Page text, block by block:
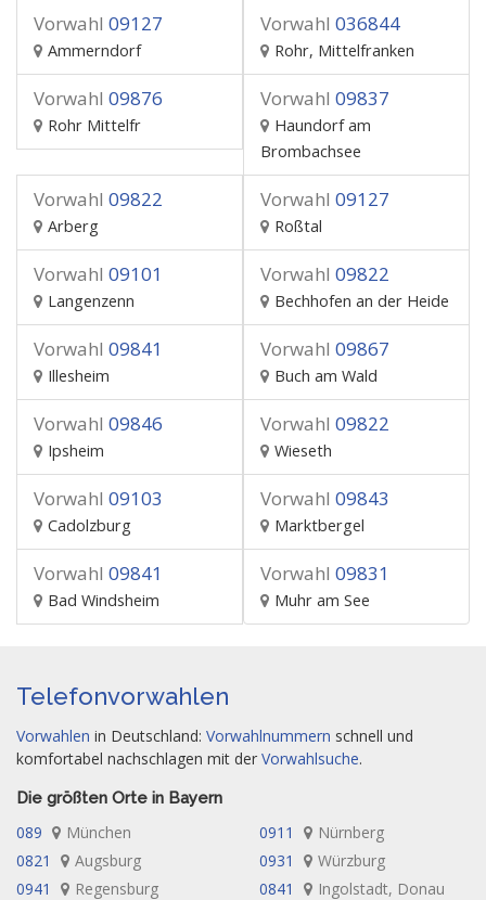
Vorwahl 09127
Ammerndorf
Vorwahl 036844
Rohr, Mittelfranken
Vorwahl 09876
Rohr Mittelfr
Vorwahl 09837
Haundorf am
Brombachsee
Vorwahl 09822
Arberg
Vorwahl 09127
Roßtal
Vorwahl 09101
Langenzenn
Vorwahl 09822
Bechhofen an der Heide
Vorwahl 09841
Illesheim
Vorwahl 09867
Buch am Wald
Vorwahl 09846
Ipsheim
Vorwahl 09822
Wieseth
Vorwahl 09103
Cadolzburg
Vorwahl 09843
Marktbergel
Vorwahl 09841
Bad Windsheim
Vorwahl 09831
Muhr am See
Telefonvorwahlen
Vorwahlen in Deutschland: Vorwahlnummern schnell und
komfortabel nachschlagen mit der Vorwahlsuche.
Die größten Orte in Bayern
089 München 0911
Nürnberg
0821
Augsburg 0931
Würzburg
0941
Regensburg 0841
Ingolstadt, Donau